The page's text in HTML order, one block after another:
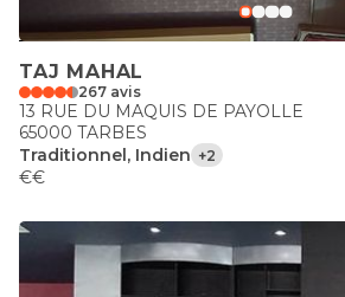
TAJ MAHAL
267 avis
13 RUE DU MAQUIS DE PAYOLLE
65000 TARBES
Traditionnel, Indien +2
€€